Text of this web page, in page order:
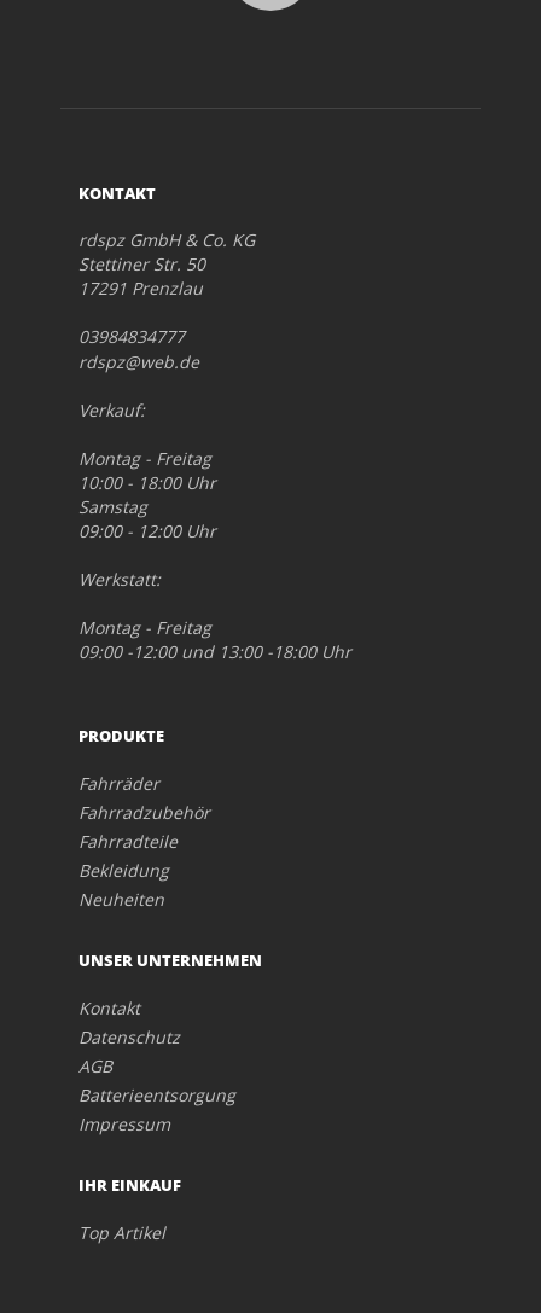
KONTAKT
rdspz GmbH & Co. KG
Stettiner Str. 50
17291 Prenzlau
03984834777
rdspz@web.de
Verkauf:
Montag - Freitag
10:00 - 18:00 Uhr
Samstag
09:00 - 12:00 Uhr
Werkstatt:
Montag - Freitag
09:00 -12:00 und 13:00 -18:00 Uhr
PRODUKTE
Fahrräder
Fahrradzubehör
Fahrradteile
Bekleidung
Neuheiten
UNSER UNTERNEHMEN
Kontakt
Datenschutz
AGB
Batterieentsorgung
Impressum
IHR EINKAUF
Top Artikel